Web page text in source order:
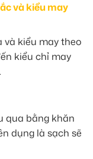
và kiểu may
và kiểu may theo
kiểu chỉ may
qua bằng khăn
dụng là sạch sẽ